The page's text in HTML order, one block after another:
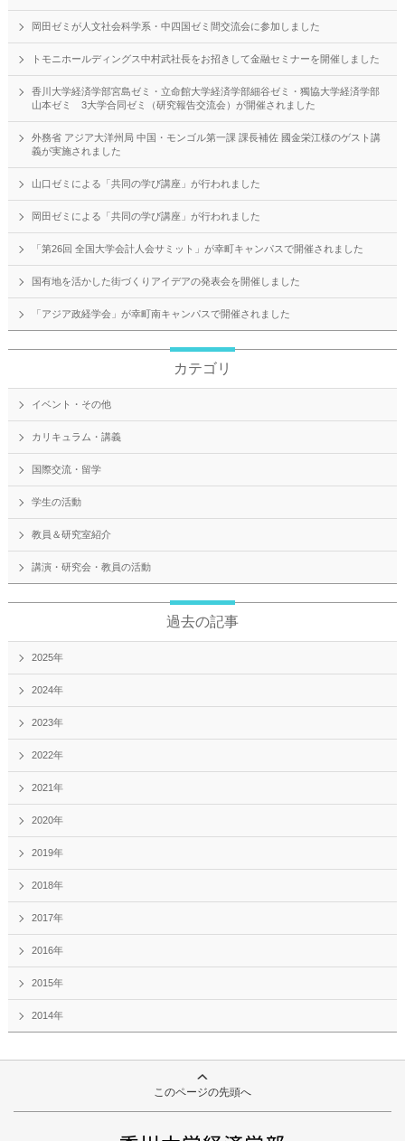
岡田ゼミが人文社会科学系・中四国ゼミ間交流会に参加しました
トモニホールディングス中村武社長をお招きして金融セミナーを開催しました
香川大学経済学部宮島ゼミ・立命館大学経済学部細谷ゼミ・獨協大学経済学部
山本ゼミ 3大学合同ゼミ（研究報告交流会）が開催されました
外務省 アジア大洋州局 中国・モンゴル第一課 課長補佐 國金栄江様のゲスト講
義が実施されました
山口ゼミによる「共同の学び講座」が行われました
岡田ゼミによる「共同の学び講座」が行われました
「第26回 全国大学会計人会サミット」が幸町キャンパスで開催されました
国有地を活かした街づくりアイデアの発表会を開催しました
「アジア政経学会」が幸町南キャンパスで開催されました
カテゴリ
イベント・その他
カリキュラム・講義
国際交流・留学
学生の活動
教員＆研究室紹介
講演・研究会・教員の活動
過去の記事
2025年
2024年
2023年
2022年
2021年
2020年
2019年
2018年
2017年
2016年
2015年
2014年
このページの先頭へ